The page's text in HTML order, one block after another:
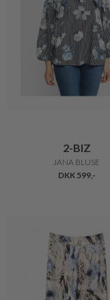
2-BIZ
JANA BLUSE
DKK 599,-